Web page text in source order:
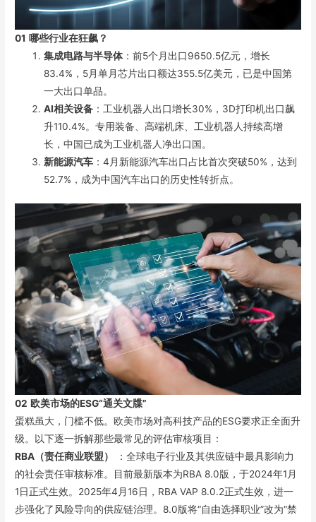
01 哪些行业在狂飙？
集成电路与半导体：前5个月出口9650.5亿元，增长
83.4%，5月单月芯片出口额达355.5亿美元，已是中国第
一大出口单品。
AI相关设备 ：工业机器人出口增长30%，3D打印机出口飙
升110.4%。专用装备、高端机床、工业机器人持续高增
长，中国已成为工业机器人净出口国。
新能源汽车 ：4月新能源汽车出口占比首次突破50%，达到
52.7%，成为中国汽车出口的历史性转折点。
02 欧美市场的ESG“通关文牒”
蛋糕虽大，门槛不低。欧美市场对高科技产品的ESG要求正全面升
级。以下逐一拆解那些最常见的评估审核项目：
RBA（责任商业联盟）
：全球电子行业及其供应链中最具影响力
的社会责任审核标准。目前最新版本为RBA 8.0版，于2024年1月
1日正式生效。2025年4月16日，RBA VAP 8.0.2正式生效，进一
步强化了风险导向的供应链治理。8.0版将“自由选择职业”改为“禁